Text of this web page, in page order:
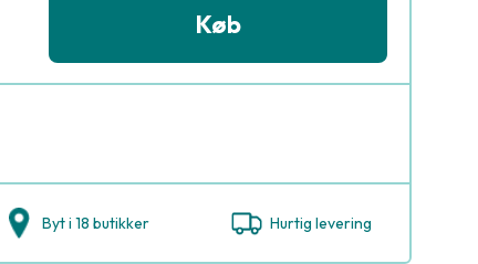
Køb
Byt i 18 butikker Hurtig levering